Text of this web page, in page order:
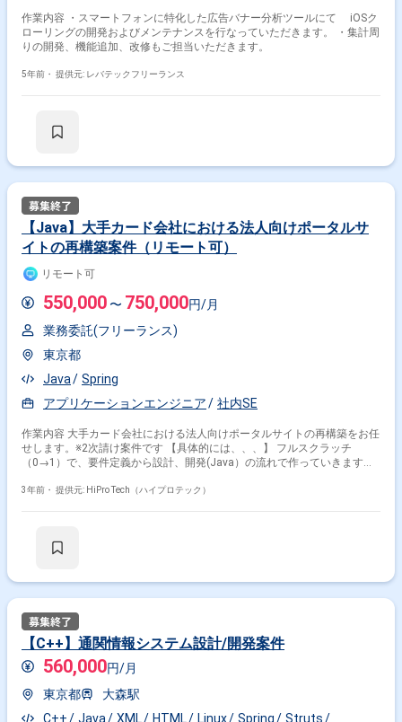
作業内容 ・スマートフォンに特化した広告バナー分析ツールにて iOSク
ローリングの開発およびメンテナンスを行なっていただきます。 ・集計周
りの開発、機能追加、改修もご担当いただきます。
5年前・ 提供元: レバテックフリーランス
【Java】大手カード会社における法人向けポータルサ
イトの再構築案件（リモート可）
リモート可
550,000 〜 750,000円/月
業務委託(フリーランス)
東京都
Java
Spring
アプリケーションエンジニア
社内SE
作業内容 大手カード会社における法人向けポータルサイトの再構築をお任
せします。※2次請け案件です 【具体的には、、、】 フルスクラッチ
（0→1）で、要件定義から設計、開発(Java）の流れで作っていきます。
計を中心にお任せしたいです。 【プロジェクト納期】 来年夏プレリリー
3年前・ 提供元: HiPro Tech（ハイプロテック）
【C++】通関情報システム設計/開発案件
560,000円/月
東京都
大森駅
C++
Java XML HTML Linux Spring Struts